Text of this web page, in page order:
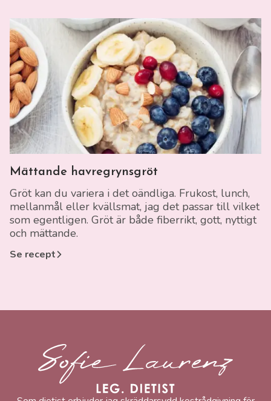
Mättande havregrynsgröt
Gröt kan du variera i det oändliga. Frukost, lunch,
mellanmål eller kvällsmat, jag det passar till vilket
som egentligen. Gröt är både fiberrikt, gott, nyttigt
och mättande.
Se recept
Sofie Laurenz